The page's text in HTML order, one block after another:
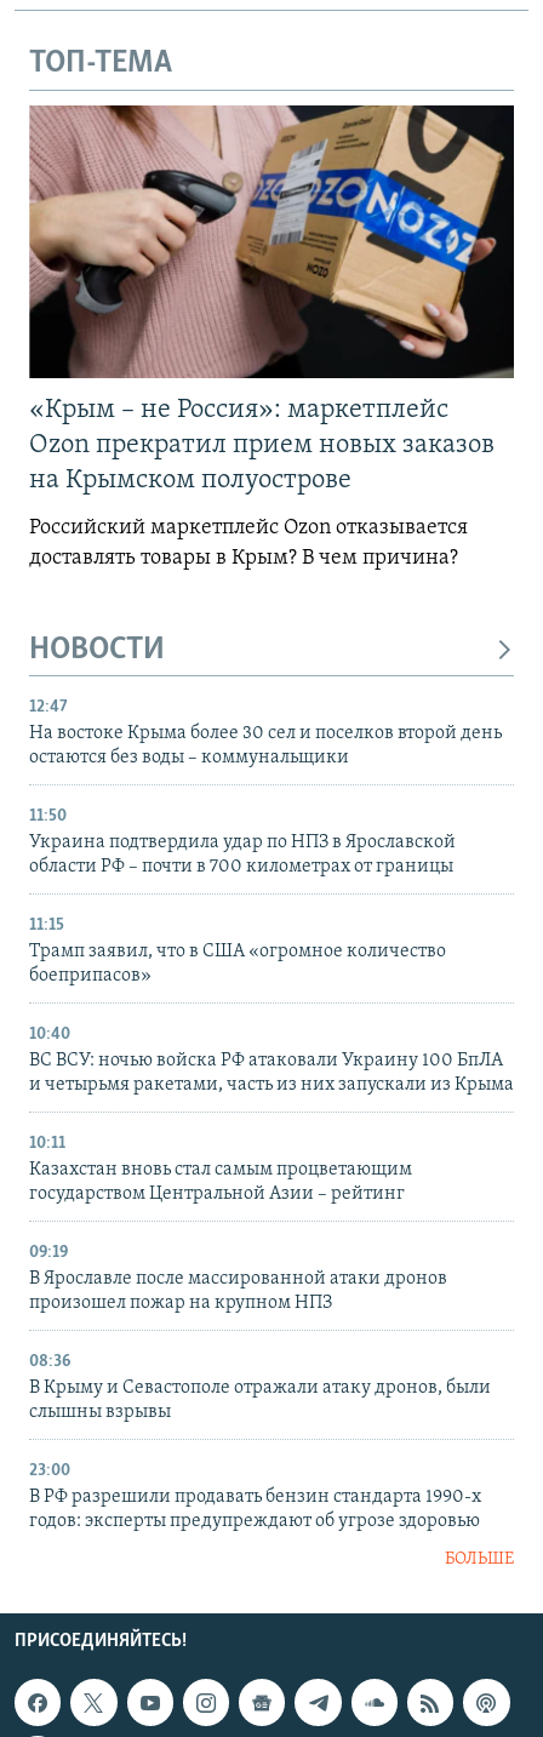
ТОП-ТЕМА
«Крым – не Россия»: маркетплейс
Ozon прекратил прием новых заказов
на Крымском полуострове
Российский маркетплейс Ozon отказывается
доставлять товары в Крым? В чем причина?
НОВОСТИ
12:47
На востоке Крыма более 30 сел и поселков второй день
остаются без воды – коммунальщики
11:50
Украина подтвердила удар по НПЗ в Ярославской
области РФ – почти в 700 километрах от границы
11:15
Трамп заявил, что в США «огромное количество
боеприпасов»
10:40
ВС ВСУ: ночью войска РФ атаковали Украину 100 БпЛА
и четырьмя ракетами, часть из них запускали из Крыма
10:11
Казахстан вновь стал самым процветающим
государством Центральной Азии – рейтинг
09:19
В Ярославле после массированной атаки дронов
произошел пожар на крупном НПЗ
08:36
В Крыму и Севастополе отражали атаку дронов, были
слышны взрывы
23:00
В РФ разрешили продавать бензин стандарта 1990-х
годов: эксперты предупреждают об угрозе здоровью
БОЛЬШЕ
ПРИСОЕДИНЯЙТЕСЬ!